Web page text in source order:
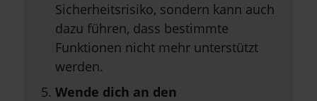
Sicherheitsrisiko, sondern kann auch
dazu führen, dass bestimmte
Funktionen nicht mehr unterstützt
werden.
Wende dich an den